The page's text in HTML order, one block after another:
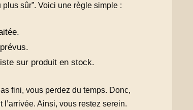
sûr”. Voici une règle simple :
sur produit en stock.
fini, vous perdez du temps. Donc,
Ainsi, vous restez serein.